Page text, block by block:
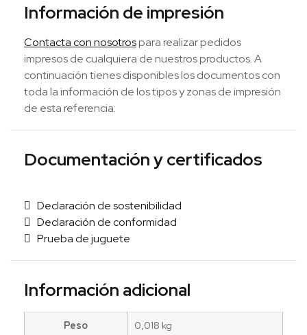
Información de impresión
Contacta con nosotrospara realizar pedidos
impresos de cualquiera de nuestros productos. A
continuación tienes disponibles los documentos con
toda la información de los tipos y zonas de impresión
de esta referencia:
Documentación y certificados
Declaración de sostenibilidad
Declaración de conformidad
Prueba de juguete
Información adicional
Peso
0,018 kg